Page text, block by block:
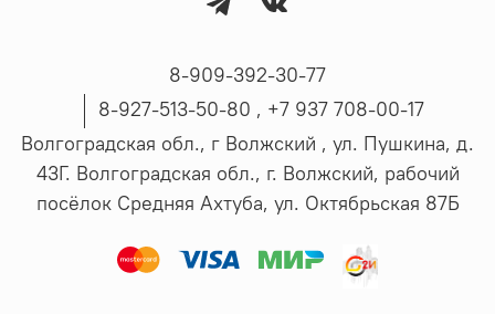
8-909-392-30-77
8-927-513-50-80 , ‪+7 937 708-00-17
Волгоградская обл., г Волжский , ул. Пушкина, д.
43Г. Волгоградская обл., г. Волжский, рабочий
посёлок Средняя Ахтуба, ул. Октябрьская 87Б